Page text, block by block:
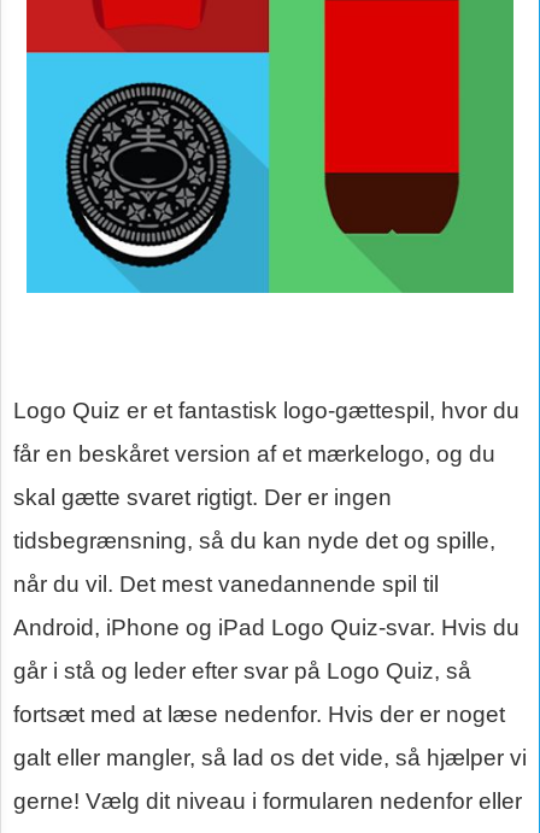
Logo Quiz er et fantastisk logo-gættespil, hvor du
får en beskåret version af et mærkelogo, og du
skal gætte svaret rigtigt. Der er ingen
tidsbegrænsning, så du kan nyde det og spille,
når du vil. Det mest vanedannende spil til
Android, iPhone og iPad Logo Quiz-svar. Hvis du
går i stå og leder efter svar på Logo Quiz, så
fortsæt med at læse nedenfor. Hvis der er noget
galt eller mangler, så lad os det vide, så hjælper vi
gerne! Vælg dit niveau i formularen nedenfor eller